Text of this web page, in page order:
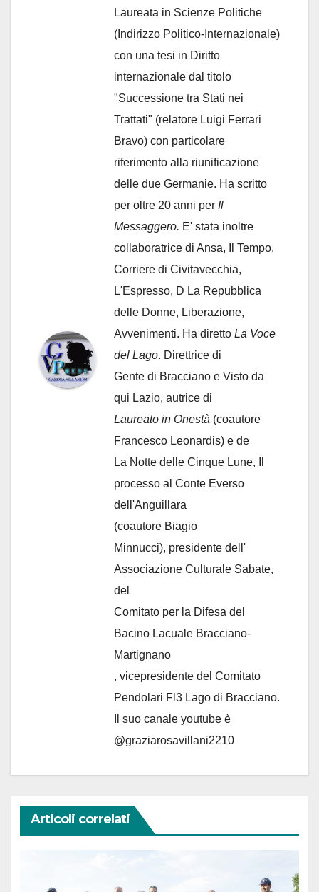
Laureata in Scienze Politiche
(Indirizzo Politico-Internazionale)
con una tesi in Diritto
internazionale dal titolo
"Successione tra Stati nei
Trattati" (relatore Luigi Ferrari
Bravo) con particolare
riferimento alla riunificazione
delle due Germanie. Ha scritto
per oltre 20 anni per Il
Messaggero. E' stata inoltre
collaboratrice di Ansa, Il Tempo,
Corriere di Civitavecchia,
L'Espresso, D La Repubblica
delle Donne, Liberazione,
Avvenimenti. Ha diretto La Voce
del Lago. Direttrice di
Gente di Bracciano e Visto da
qui Lazio, autrice di
Laureato in Onestà (coautore
Francesco Leonardis) e de
La Notte delle Cinque Lune, Il
processo al Conte Everso
dell'Anguillara
(coautore Biagio
Minnucci), presidente dell'
Associazione Culturale Sabate,
del
Comitato per la Difesa del
Bacino Lacuale Bracciano-
Martignano
, vicepresidente del Comitato
Pendolari Fl3 Lago di Bracciano.
Il suo canale youtube è
@graziarosavillani2210
Articoli correlati